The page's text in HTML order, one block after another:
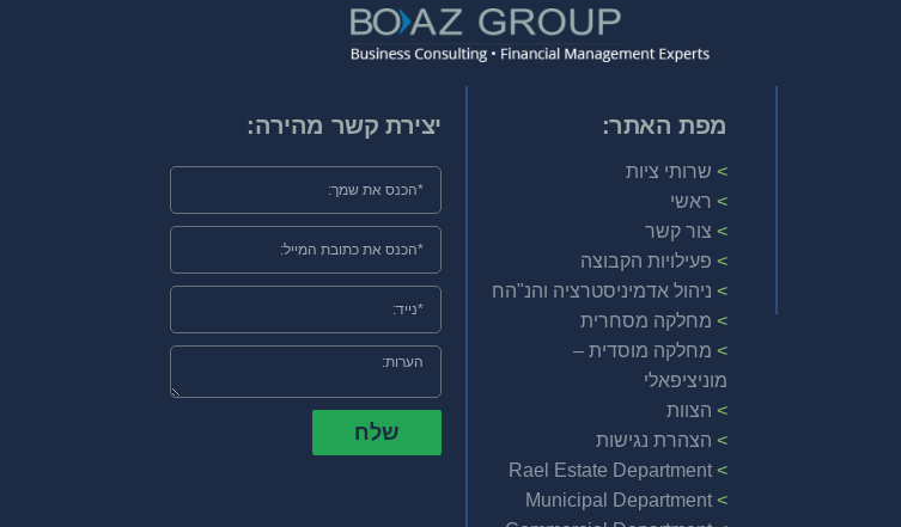
מפת האתר:
שרותי ציות
ראשי
צור קשר
פעילויות הקבוצה
ניהול אדמיניסטרציה והנ"הח
מחלקה מסחרית
מחלקה מוסדית –
מוניציפאלי
הצוות
הצהרת נגישות
Rael Estate Department
Municipal Department
יצירת קשר מהירה:
שלח